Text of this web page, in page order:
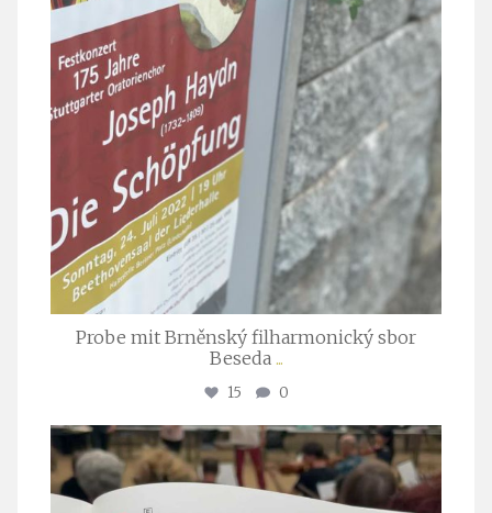
Probe mit Brněnský filharmonický sbor
Beseda ...
15 0
stuttgarter_oratorienchor
Juli 23